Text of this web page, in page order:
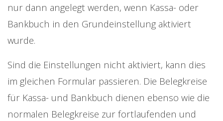
nur dann angelegt werden, wenn Kassa- oder
Bankbuch in den Grundeinstellung aktiviert
wurde.
Sind die Einstellungen nicht aktiviert, kann dies
im gleichen Formular passieren. Die Belegkreise
für Kassa- und Bankbuch dienen ebenso wie die
normalen Belegkreise zur fortlaufenden und